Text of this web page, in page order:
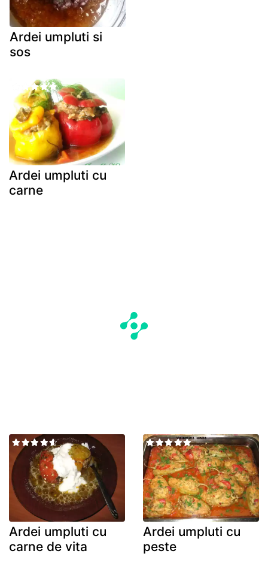
Ardei umpluti si
sos
Ardei umpluti cu
carne
Ardei umpluti cu
carne de vita
Ardei umpluti cu
peste